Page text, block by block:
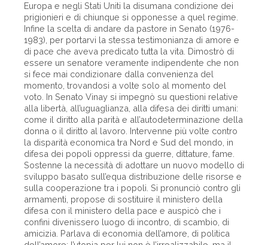
Europa e negli Stati Uniti la disumana condizione dei
prigionieri e di chiunque si opponesse a quel regime.
Infine la scelta di andare da pastore in Senato (1976-
1983), per portarvi la stessa testimonianza di amore e
di pace che aveva predicato tutta la vita. Dimostrò di
essere un senatore veramente indipendente che non
si fece mai condizionare dalla convenienza del
momento, trovandosi a volte solo al momento del
voto. In Senato Vinay si impegnò su questioni relative
alla libertà, all’uguaglianza, alla difesa dei diritti umani:
come il diritto alla parità e all’autodeterminazione della
donna o il diritto al lavoro. Intervenne più volte contro
la disparità economica tra Nord e Sud del mondo, in
difesa dei popoli oppressi da guerre, dittature, fame.
Sostenne la necessità di adottare un nuovo modello di
sviluppo basato sull’equa distribuzione delle risorse e
sulla cooperazione tra i popoli. Si pronunciò contro gli
armamenti, propose di sostituire il ministero della
difesa con il ministero della pace e auspicò che i
confini divenissero luogo di incontro, di scambio, di
amicizia. Parlava di economia dell’amore, di politica